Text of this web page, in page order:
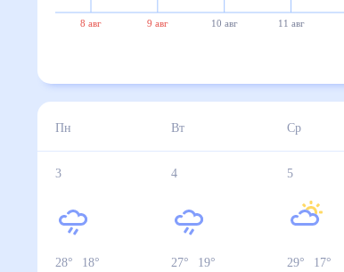
8 авг 9 авг 10 авг 11 авг
Пн Вт Ср
3
28° 18°
4
27° 19°
5
29° 17°